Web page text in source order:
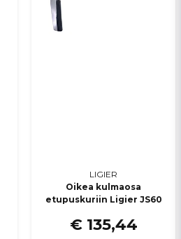
LIGIER
Oikea kulmaosa
etupuskuriin Ligier JS60
€ 135,44